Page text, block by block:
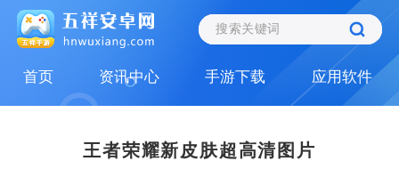
首页 资讯中心 手游下载 应用软件
王者荣耀新皮肤超高清图片